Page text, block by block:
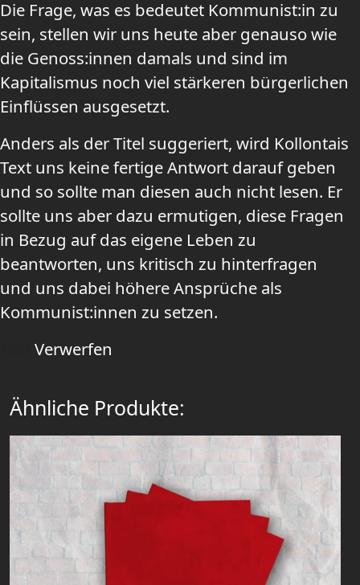
Die Frage, was es bedeutet Kommunist:in zu
sein, stellen wir uns heute aber genauso wie
die Genoss:innen damals und sind im
Kapitalismus noch viel stärkeren bürgerlichen
Einflüssen ausgesetzt.
Anders als der Titel suggeriert, wird Kollontais
Text uns keine fertige Antwort darauf geben
und so sollte man diesen auch nicht lesen. Er
sollte uns aber dazu ermutigen, diese Fragen
in Bezug auf das eigene Leben zu
beantworten, uns kritisch zu hinterfragen
und uns dabei höhere Ansprüche als
Kommunist:innen zu setzen.
Verwerfen
Ähnliche Produkte: